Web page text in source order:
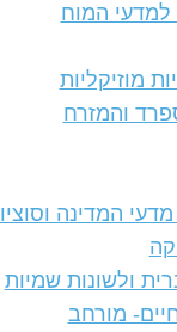
למדעי המוח
מוזיקליות
והמזרח
המדינה
ולשונות שמיות
מורחב